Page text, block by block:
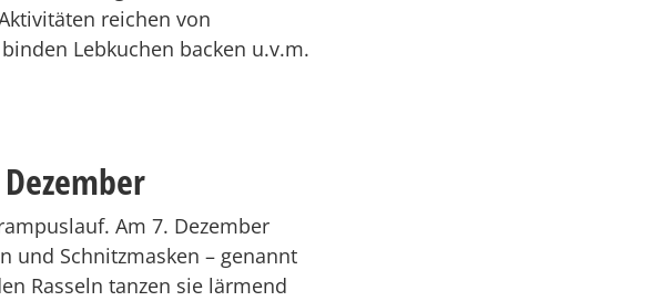
reichen von
Lebkuchen backen u.v.m.
Am 7. Dezember
und Schnitzmasken – genannt
Rasseln tanzen sie lärmend